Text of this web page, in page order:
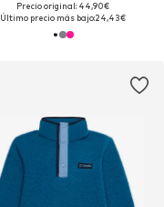
Precio original: 44,90€
Último precio más bajo:24,43€